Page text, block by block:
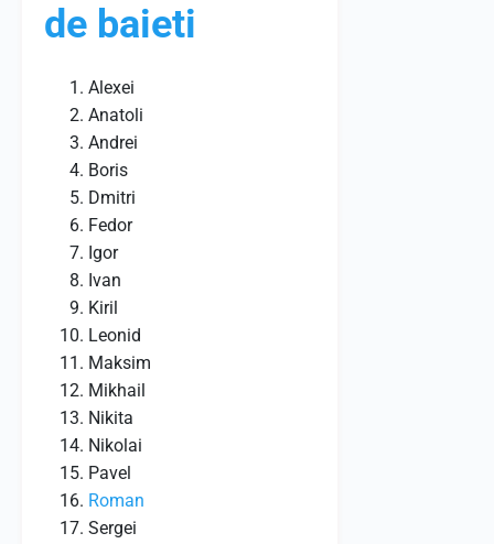
de baieti
Alexei
Anatoli
Andrei
Boris
Dmitri
Fedor
Igor
Ivan
Kiril
Leonid
Maksim
Mikhail
Nikita
Nikolai
Pavel
Roman
Sergei